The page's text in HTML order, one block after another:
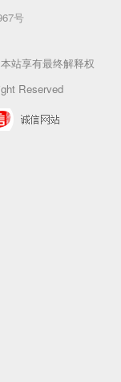
号
站享有最终解释权
Reserved